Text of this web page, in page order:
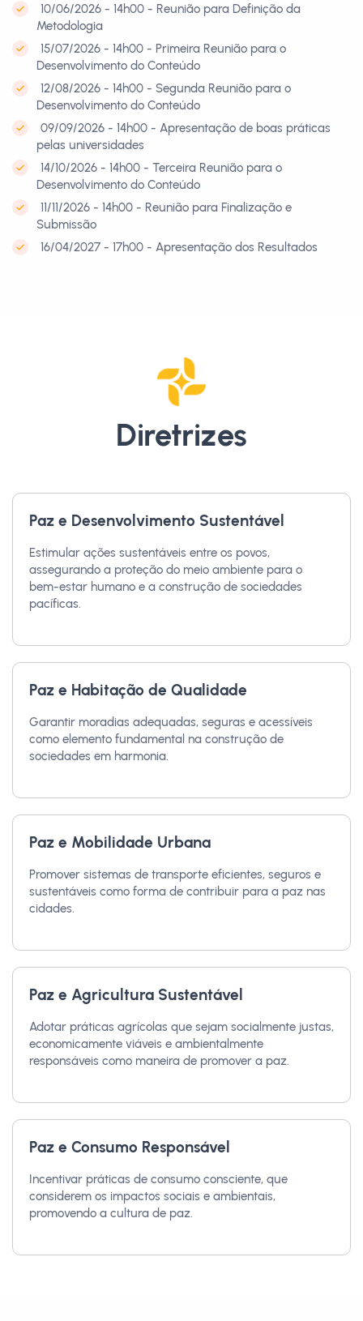
10/06/2026 - 14h00 - Reunião para Definição da
Metodologia
15/07/2026 - 14h00 - Primeira Reunião para o
Desenvolvimento do Conteúdo
12/08/2026 - 14h00 - Segunda Reunião para o
Desenvolvimento do Conteúdo
09/09/2026 - 14h00 - Apresentação de boas práticas
pelas universidades
14/10/2026 - 14h00 - Terceira Reunião para o
Desenvolvimento do Conteúdo
11/11/2026 - 14h00 - Reunião para Finalização e
Submissão
16/04/2027 - 17h00 - Apresentação dos Resultados
Diretrizes
Paz e Desenvolvimento Sustentável
Estimular ações sustentáveis entre os povos,
assegurando a proteção do meio ambiente para o
bem-estar humano e a construção de sociedades
pacíficas.
Paz e Habitação de Qualidade
Garantir moradias adequadas, seguras e acessíveis
como elemento fundamental na construção de
sociedades em harmonia.
Paz e Mobilidade Urbana
Promover sistemas de transporte eficientes, seguros e
sustentáveis como forma de contribuir para a paz nas
cidades.
Paz e Agricultura Sustentável
Adotar práticas agrícolas que sejam socialmente justas,
economicamente viáveis e ambientalmente
responsáveis como maneira de promover a paz.
Paz e Consumo Responsável
Incentivar práticas de consumo consciente, que
considerem os impactos sociais e ambientais,
promovendo a cultura de paz.